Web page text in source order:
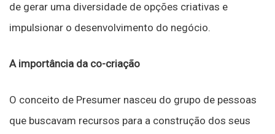
de gerar uma diversidade de opções criativas e
impulsionar o desenvolvimento do negócio.
A importância da co-criação
O conceito de Presumer nasceu do grupo de pessoas
que buscavam recursos para a construção dos seus